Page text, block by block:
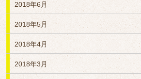
2018年6月
2018年5月
2018年4月
2018年3月